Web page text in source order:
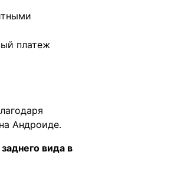
платеж
Андроиде.
вида в